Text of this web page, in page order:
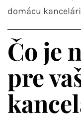
domácu
Čo je
pre